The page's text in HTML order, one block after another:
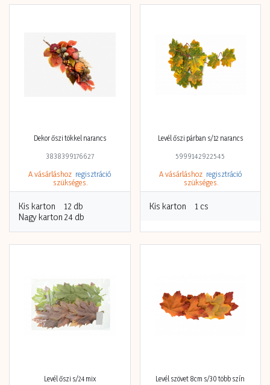
Dekor őszi tökkel narancs
3838399176627
A vásárláshoz regisztráció
szükséges.
Kis karton
12 db
Nagy karton 24 db
Levél őszi párban s/12 narancs
5999142922545
A vásárláshoz regisztráció
szükséges.
Kis karton 1 cs
Levél őszi s/24 mix Levél szövet 8cm s/30 több szín